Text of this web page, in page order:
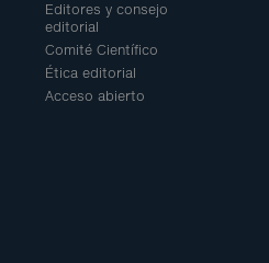
Editores y consejo
editorial
Comité Científico
Ética editorial
Acceso abierto